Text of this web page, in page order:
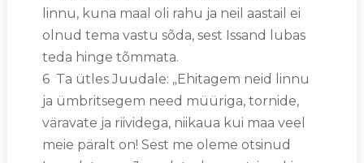
linnu, kuna maal oli rahu ja neil aastail ei
olnud tema vastu sõda, sest Issand lubas
teda hinge tõmmata.
6 Ta ütles Juudale: „Ehitagem neid linnu
ja ümbritsegem need müüriga, tornide,
väravate ja riividega, niikaua kui maa veel
meie päralt on! Sest me oleme otsinud